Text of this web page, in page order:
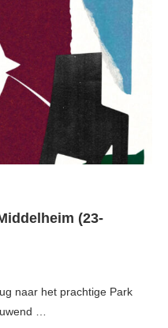
(23-
naar het prachtige Park
…